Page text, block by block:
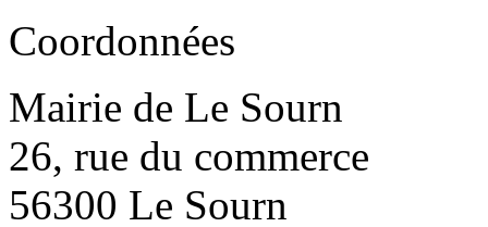
Coordonnées
Mairie de Le Sourn
26, rue du commerce
56300 Le Sourn